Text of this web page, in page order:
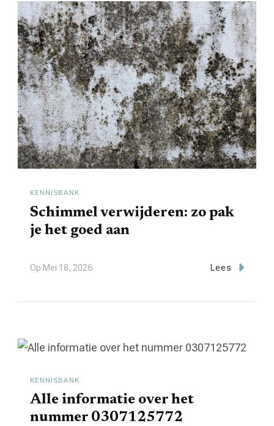
KENNISBANK
Schimmel verwijderen: zo pak
je het goed aan
Op Mei 18, 2026 Lees
KENNISBANK
Alle informatie over het
nummer 0307125772